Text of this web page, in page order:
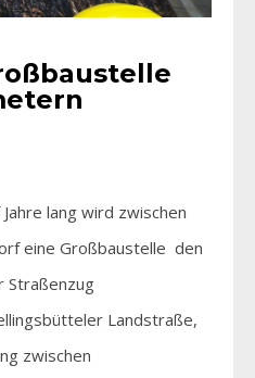
lang wird zwischen
eine Großbaustelle den
Straßenzug
Landstraße,
zwischen